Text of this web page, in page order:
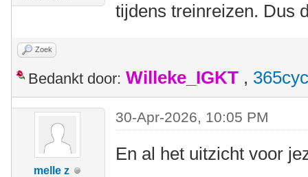
tijdens treinreizen. Dus
Zoek
Bedankt door: Willeke_IGKT ,
melle z
30-Apr-2026, 10:05 PM
En al het uitzicht voor